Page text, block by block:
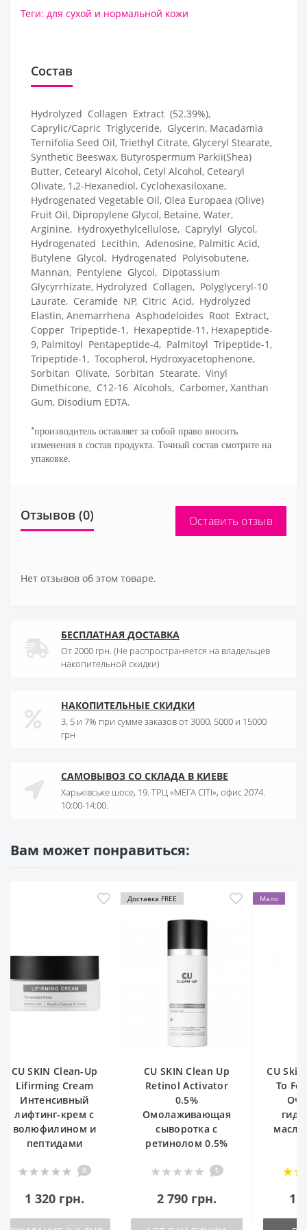
Теги: для сухой и нормальной кожи
Состав
Hydrolyzed Collagen Extract (52.39%),
Caprylic/Capric Triglyceride, Glycerin, Macadamia
Ternifolia Seed Oil, Triethyl Citrate, Glyceryl Stearate,
Synthetic Beeswax, Butyrospermum Parkii(Shea)
Butter, Cetearyl Alcohol, Cetyl Alcohol, Cetearyl
Olivate, 1,2-Hexanediol, Cyclohexasiloxane,
Hydrogenated Vegetable Oil, Olea Europaea (Olive)
Fruit Oil, Dipropylene Glycol, Betaine, Water,
Arginine, Hydroxyethylcellulose, Caprylyl Glycol,
Hydrogenated Lecithin, Adenosine, Palmitic Acid,
Butylene Glycol, Hydrogenated Polyisobutene,
Mannan, Pentylene Glycol, Dipotassium
Glycyrrhizate, Hydrolyzed Collagen, Polyglyceryl-10
Laurate, Ceramide NP, Citric Acid, Hydrolyzed
Elastin, Anemarrhena Asphodeloides Root Extract,
Copper Tripeptide-1, Hexapeptide-11, Hexapeptide-
9, Palmitoyl Pentapeptide-4, Palmitoyl Tripeptide-1,
Tripeptide-1, Tocopherol, Hydroxyacetophenone,
Sorbitan Olivate, Sorbitan Stearate, Vinyl
Dimethicone, C12-16 Alcohols, Carbomer, Xanthan
Gum, Disodium EDTA.
*производитель оставляет за собой право вносить
изменения в состав продукта. Точный состав смотрите на
упаковке.
Отзывов (0) Оставить отзыв
Нет отзывов об этом товаре.
БЕСПЛАТНАЯ ДОСТАВКА
От 2000 грн. (Не распространяется на владельцев
накопительной скидки)
НАКОПИТЕЛЬНЫЕ СКИДКИ
3, 5 и 7% при сумме заказов от 3000, 5000 и 15000
грн
САМОВЫВОЗ СО СКЛАДА В КИЕВЕ
Харьківське шосе, 19. ТРЦ «МЕГА СІТІ», офис 2074.
10:00-14:00.
Вам может понравиться:
CU SKIN Clean Up
Retinol Activator
0.5%
Омолаживающая
сыворотка с
ретинолом 0.5%
1
2 790 грн.
Мало
CU Skin Vitamin U Oil
To Foam Cleanser
Очищающее
гидрофильное
масло-пенка 2 в 1
5
1 422 грн.